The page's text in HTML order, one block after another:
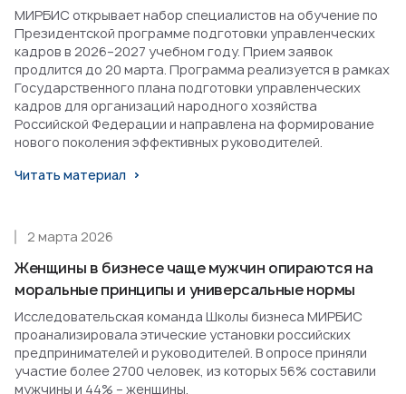
МИРБИС открывает набор специалистов на обучение по
Президентской программе подготовки управленческих
кадров в 2026–2027 учебном году. Прием заявок
продлится до 20 марта. Программа реализуется в рамках
Государственного плана подготовки управленческих
кадров для организаций народного хозяйства
Российской Федерации и направлена на формирование
нового поколения эффективных руководителей.
Читать материал
Женщины в бизнесе чаще мужчин опираются на
моральные принципы и универсальные нормы
2 марта 2026
Исследовательская команда Школы бизнеса МИРБИС
проанализировала этические установки российских
предпринимателей и руководителей. В опросе приняли
участие более 2700 человек, из которых 56% составили
мужчины и 44% – женщины.